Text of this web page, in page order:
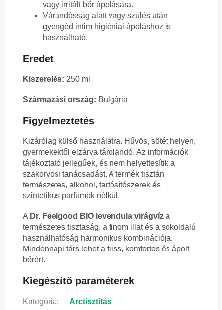
vagy irritált bőr ápolására.
Várandósság alatt vagy szülés után
gyengéd intim higiéniai ápoláshoz is
használható.
Eredet
Kiszerelés: 250 ml
Származási ország: Bulgária
Figyelmeztetés
Kizárólag külső használatra. Hűvös, sötét helyen,
gyermekektől elzárva tárolandó. Az információk
tájékoztató jellegűek, és nem helyettesítik a
szakorvosi tanácsadást. A termék tisztán
természetes, alkohol, tartósítószerek és
szintetikus parfümök nélkül.
A Dr. Feelgood BIO levendula virágvíz a
természetes tisztaság, a finom illat és a sokoldalú
használhatóság harmonikus kombinációja.
Mindennapi társ lehet a friss, komfortos és ápolt
bőrért.
Kiegészítő paraméterek
Kategória:
Arctisztítás